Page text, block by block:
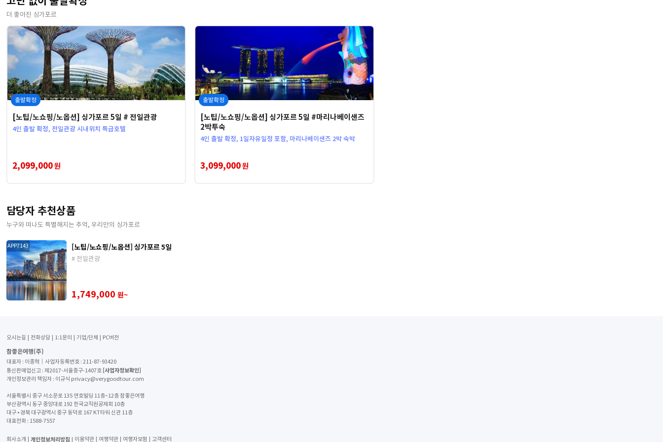
더 좋아진 싱가포르
출발확정
[노팁/노쇼핑/노옵션] 싱가포르 5일 # 전일관광
4인 출발 확정, 전일관광 시내위치 특급호텔
2,099,000원
출발확정
[노팁/노쇼핑/노옵션] 싱가포르 5일 #마리나베이샌즈
2박투숙
4인 출발 확정, 1일자유일정 포함, 마리나베이샌즈 2박 숙박
3,099,000원
담당자 추천상품
누구와 떠나도 특별해지는 추억, 우리만의 싱가포르
APP7143 [노팁/노쇼핑/노옵션] 싱가포르 5일
# 전일관광
1,749,000 원~
오시는길 전화상담 1:1문의 기업/단체 PC버전
참좋은여행(주)
대표자 : 이종혁│사업자등록번호 : 211-87-93420
통신판매업신고 : 제2017-서울중구-1407호 [사업자정보확인]
개인정보관리 책임자 : 이규식 privacy@verygoodtour.com
서울특별시 중구 서소문로 135 연호빌딩 11층~12층 참좋은여행
부산광역시 동구 중앙대로 192 한국교직원공제회 10층
대구 • 경북 대구광역시 중구 동덕로 167 KT타워 신관 11층
대표전화 : 1588-7557
회사소개 개인정보처리방침 이용약관 여행약관 여행자보험 고객센터